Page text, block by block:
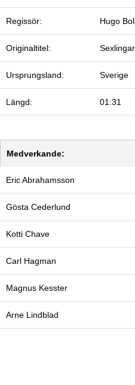
Regissör: Hugo
Originaltitel: Sexlingar
Ursprungsland: Sverige
Längd: 01:31
Medverkande:
Eric Abrahamsson
Gösta Cederlund
Kotti Chave
Carl Hagman
Magnus Kesster
Arne Lindblad